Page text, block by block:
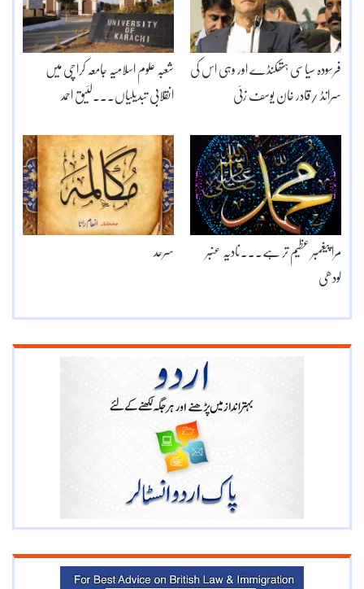
شعبہ علوم اسلامیہ جامعہ کراچی میں
انقلابی تبدیلیاں۔۔۔لئیق احمد
فرسودہ سیاسی ہتھکنڈے اور وہی اس کی
سرانڈ /قادر خان یوسف زئی
سرحد مرا پیغمبر عظیم تر ہے۔۔۔نادیہ عنبر
لودھی